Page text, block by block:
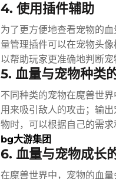
4. 使用插件辅助
为了更方便地查看宠物的
量管理插件可以在宠物头
以帮助玩家更准确地判断宠
5. 血量与宠物种类
不同种类的宠物在魔兽世
用来吸引敌人的攻击；输
物时，可以根据自己的需求
bg大游集团
6. 血量与宠物成长
在魔兽世界中，宠物的血